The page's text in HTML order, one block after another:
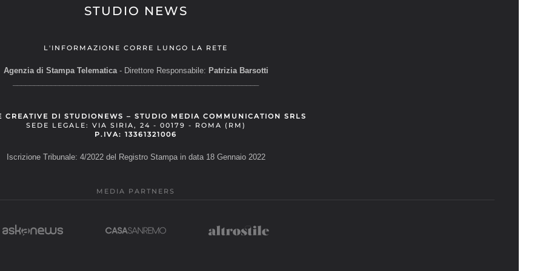
STUDIO NEWS
L'INFORMAZIONE CORRE LUNGO LA RETE
Agenzia di Stampa Telematica- Direttore Responsabile: Patrizia Barsotti
CREATIVE DI STUDIONEWS – STUDIO MEDIA COMMUNICATION SRLS
SEDE LEGALE: VIA SIRIA, 24 - 00179 - ROMA (RM)
P.IVA: 13361321006
Iscrizione Tribunale: 4/2022 del Registro Stampa in data 18 Gennaio 2022
MEDIA PARTNERS